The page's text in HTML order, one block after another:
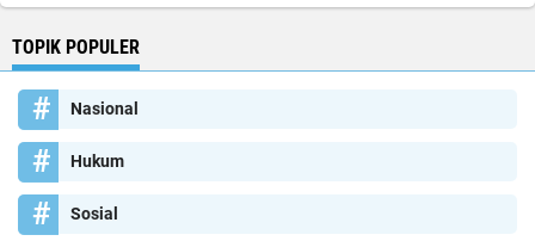
TOPIK POPULER
Nasional
Hukum
Sosial